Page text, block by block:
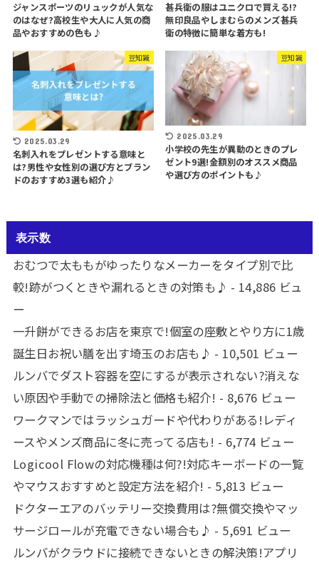
ジャンスポーツのリュックが人気な
のはなぜ?高校生や大人に人気の商
品やおすすめの色も♪
甚兵衛の服はユニクロで買える!?
無印良品やしまむらのメンズ甚兵
衛の特徴に簡単な着方も!
豆知識
2025.03.29
名刺入れをプレゼントする意味と
は?男性や女性別の選び方とブラン
ドのおすすめ3選も紹介♪
豆知識
2025.03.29
小学校の先生が異動のときのプレ
ゼント9選!金額別のオススメ商品
や選び方のポイントも♪
表示数
おむつで太ももがゆったりなメーカーをタイプ別で比
較!跡がつくときや漏れるときの対策も♪ - 14,886 ビュ
ー
一升餅ができるお店を東京で!個室の座敷とやり方に1歳
誕生日お祝い膳を出す埼玉のお店も♪ - 10,501 ビュー
ルンバでダスト容器を空にするが表示されない?消えな
い原因や手動での掃除法と価格も紹介! - 8,676 ビュー
ワークマンではラッシュガードや代わりがある!レディ
ースやメンズ商品に冬に売ってる店も! - 6,774 ビュー
Logicool Flowの対応機種は何?!対応キーボードの一覧
やマウスおすすめと設定方法を紹介! - 5,813 ビュー
ドクターエアのバッテリー交換費用は?無償交換やマッ
サージロールが充電できない場合も♪ - 5,691 ビュー
ルンバがクラウドに接続できないときの解決策!アプリ